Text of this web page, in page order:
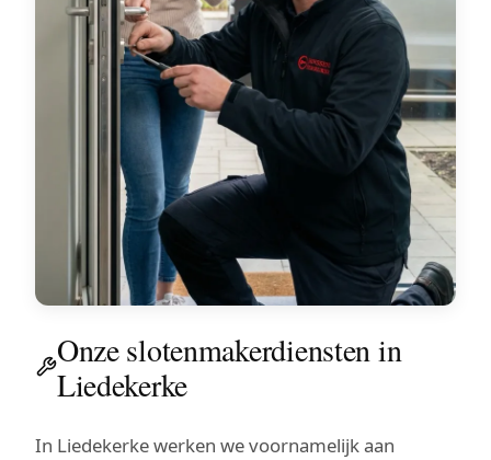
Onze slotenmakerdiensten in
Liedekerke
In Liedekerke werken we voornamelijk aan